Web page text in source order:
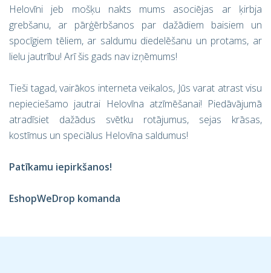
Helovīni jeb mošķu nakts mums asociējas ar ķirbja
grebšanu, ar pārģērbšanos par dažādiem baisiem un
spocīgiem tēliem, ar saldumu diedelēšanu un protams, ar
lielu jautrību! Arī šis gads nav izņēmums!
Tieši tagad, vairākos interneta veikalos, Jūs varat atrast visu
nepieciešamo jautrai Helovīna atzīmēšanai! Piedāvājumā
atradīsiet dažādus svētku rotājumus, sejas krāsas,
kostīmus un speciālus Helovīna saldumus!
Patīkamu iepirkšanos!
EshopWeDrop komanda